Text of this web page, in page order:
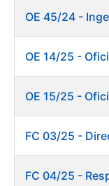
OE 14/25 -